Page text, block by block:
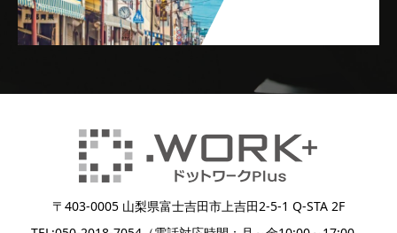
〒403-0005 山梨県富士吉田市上吉田2-5-1 Q-STA 2F